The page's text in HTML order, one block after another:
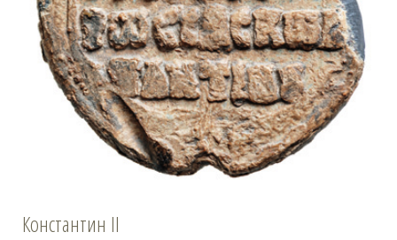
Константин ІІ